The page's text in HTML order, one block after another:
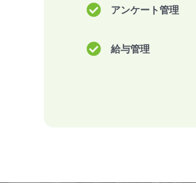
アンケート管理
給与管理